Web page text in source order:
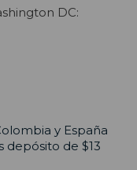
DC:
y España
depósito de $13